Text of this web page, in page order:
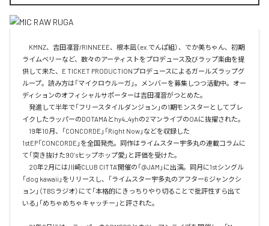
KMNZ、吉田凜音/RINNEEE、根本凪（ex.でんぱ組）、でか美ちゃん、初期
ライムベリーなど、数々のアーティストをプロデュース及びラップ楽曲を提
供して来た、E TICKET PRODUCTIONプロデュースによるガールズラップグ
ループ。読み方は「マイクロウルーガ」。メンバーを募集しつつ活動中。オー
ディションのオフィシャルサポーターは吉田凜音がつとめた。
発進して半年で「フリースタイルダンジョン」の1期モンスターとしてブレ
イクしたラッパーのDOTAMAとhy4_4yhの2マンライブのOAに抜擢された。
19年10月、「CONCORDE」「Right Now」などを収録した
1stEP「CONCORDE」を全国発売。同作はライムスター宇多丸の連載コラムに
て「突き抜けた90’sヒップホップ愛」と評価を受けた。
20年2月には川崎CLUB CITTA’開催の「@JAM」に出演。同月に1stシングル
「dog kawaii」をリリースし、「ライムスター宇多丸のアフター6 ジャンクシ
ョン」（TBSラジオ）にて「本格的にきっちりやり切ることで批評性すら出て
いる」「めちゃめちゃキャッチー」と評された。